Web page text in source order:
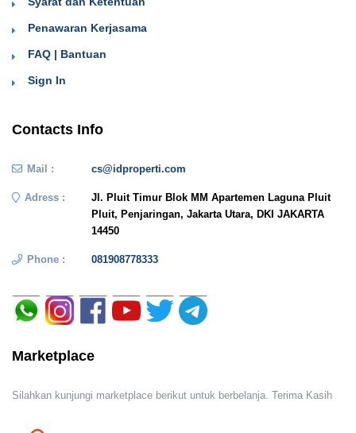
Penawaran Kerjasama
FAQ | Bantuan
Sign In
Contacts Info
Mail : cs@idproperti.com
Adress :
Jl. Pluit Timur Blok MM Apartemen Laguna Pluit
Pluit, Penjaringan, Jakarta Utara, DKI JAKARTA
14450
Phone : 081908778333
Marketplace
Silahkan kunjungi marketplace berikut untuk berbelanja. Terima Kasih